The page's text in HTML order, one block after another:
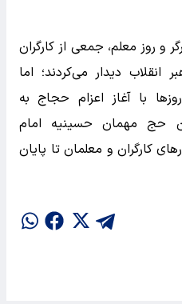
و روز معلم، جمعی از کارگران
انقلاب دیدار می‌کردند؛ اما
با آغاز اعزام حجاج به
حج مهمان حسینیه امام
کارگران و معلمان تا پایان